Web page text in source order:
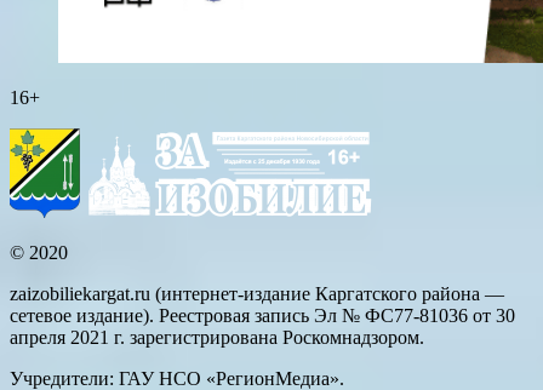
16+
© 2020
zaizobiliekargat.ru (интернет-издание Каргатского района —
сетевое издание). Реестровая запись Эл № ФС77-81036 от 30
апреля 2021 г. зарегистрирована Роскомнадзором.
Учредители: ГАУ НСО «РегионМедиа».